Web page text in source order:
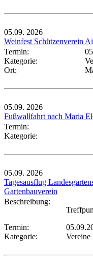
05.09. 2026
Weinfest Schützenverein
Termin:
Kategorie:
Ort:
05.09. 2026
Fußwallfahrt nach Maria
Termin:
Kategorie:
05.09. 2026
Tagesausflug
Gartenbauverein
Beschreibung:
Termin:
Kategorie:
Vereine